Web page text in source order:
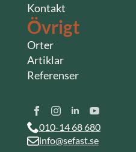
Kontakt
Övrigt
Orter
Artiklar
Referenser
010-14 68 680
info@sefast.se